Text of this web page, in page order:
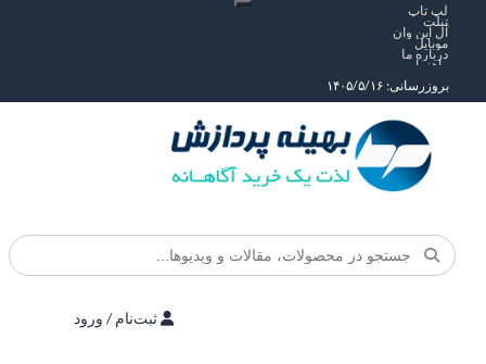
لپ تاپ
تبلت
آل این وان
موبایل
درباره ما
راهنما
بروزرسانی: ۱۴۰۵/۵/۱۶
ثبت‌نام / ورود